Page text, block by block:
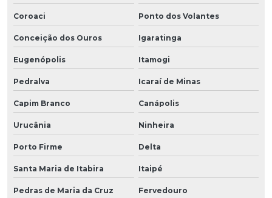
Coroaci Ponto dos Volantes
Conceição dos Ouros Igaratinga
Eugenópolis Itamogi
Pedralva Icaraí de Minas
Capim Branco Canápolis
Urucânia Ninheira
Porto Firme Delta
Santa Maria de Itabira Itaipé
Pedras de Maria da Cruz Fervedouro